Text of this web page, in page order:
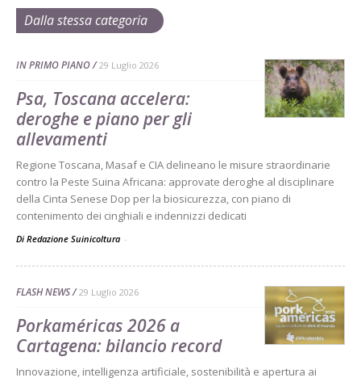
Dalla stessa categoria
IN PRIMO PIANO 29 Luglio 2026
Psa, Toscana accelera:
deroghe e piano per gli
allevamenti
Regione Toscana, Masaf e CIA delineano le misure straordinarie
contro la Peste Suina Africana: approvate deroghe al disciplinare
della Cinta Senese Dop per la biosicurezza, con piano di
contenimento dei cinghiali e indennizzi dedicati
Di Redazione Suinicoltura -
FLASH NEWS 29 Luglio 2026
Porkaméricas 2026 a
Cartagena: bilancio record
Innovazione, intelligenza artificiale, sostenibilità e apertura ai